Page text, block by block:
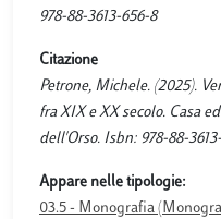
978-88-3613-656-8
Citazione
Petrone, Michele. (2025).
fra XIX e XX secolo. Casa
dell'Orso. Isbn: 978-88-
Appare nelle tipologie:
03.5 - Monografia